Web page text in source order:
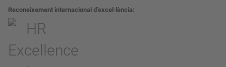
Reconeixement internacional d’excel·lència